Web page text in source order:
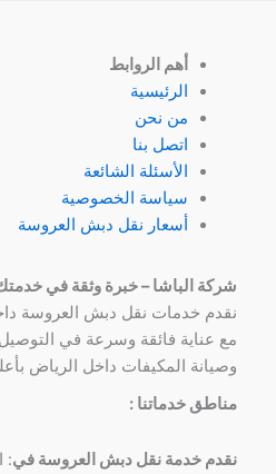
أهم الروابط
الرئيسية
من نحن
اتصل بنا
الأسئلة الشائعة
سياسة الخصوصية
أسعار نقل دبش العروسة
شركة الباشا – خبرة وثقة في
نقدم خدمات نقل دبش العروسة
مع عناية فائقة وسرعة في
وصيانة المكيفات داخل الرياض
مناطق خدماتنا :
نقدم خدمة نقل دبش العروسة في: